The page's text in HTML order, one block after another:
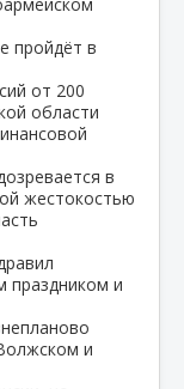
пройдёт в
от 200
области
в
жестокостью
праздником и
и